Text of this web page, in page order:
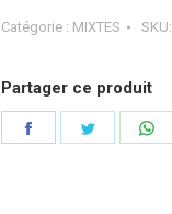
Catégorie : MIXTES SKU:
Partager ce produit
Partager Partager